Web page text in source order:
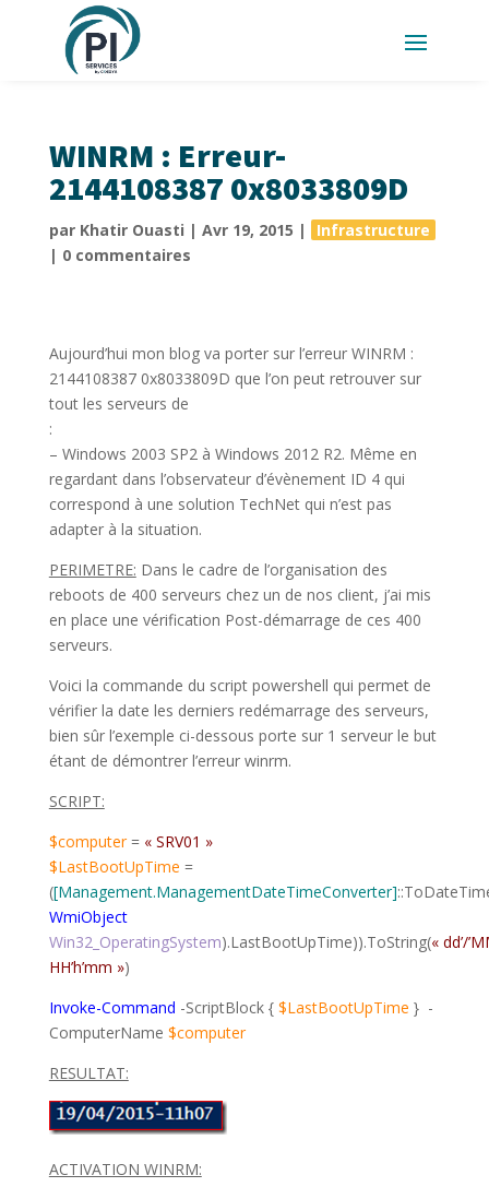
WINRM : Erreur-
2144108387 0x8033809D
par Khatir Ouasti | Avr 19, 2015 |
Infrastructure
| 0 commentaires
Aujourd’hui mon blog va porter sur l’erreur WINRM :
2144108387 0x8033809D que l’on peut retrouver sur
tout les serveurs de
– Windows 2003 SP2 à Windows 2012 R2. Même en
regardant dans l’observateur d’évènement ID 4 qui
correspond à une solution TechNet qui n’est pas
adapter à la situation.
PERIMETRE: Dans le cadre de l’organisation des
reboots de 400 serveurs chez un de nos client, j’ai mis
en place une vérification Post-démarrage de ces 400
serveurs.
Voici la commande du script powershell qui permet de
vérifier la date les derniers redémarrage des serveurs,
bien sûr l’exemple ci-dessous porte sur 1 serveur le but
étant de démontrer l’erreur winrm.
SCRIPT:
$computer= « SRV01 »
$LastBootUpTime =
([Management.ManagementDateTimeConverter]
WmiObject
Win32_OperatingSystem).LastBootUpTime)).ToString(« dd’/
HH’h’mm »)
Invoke-Command -ScriptBlock { $LastBootUpTime } -
ComputerName $computer
RESULTAT:
ACTIVATION WINRM: